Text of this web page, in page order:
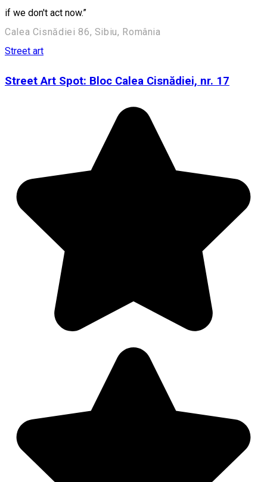
if we don't act now.”
Calea Cisnădiei 86, Sibiu, România
Street art
Street Art Spot: Bloc Calea Cisnădiei, nr. 17